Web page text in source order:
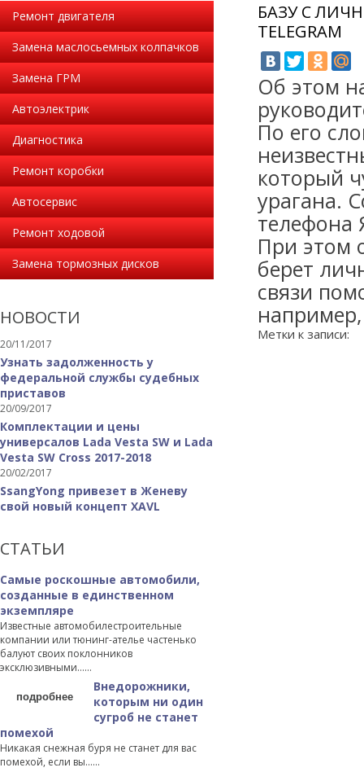
Ремонт двигателя
Замена маслосьемных колпачков
Замена ГРМ
Автоэлектрик
Диагностика
Ремонт коробки
Автосервис
Ремонт ходовой
Замена тормозных дисков
НОВОСТИ
20/11/2017
Узнать задолженность у
федеральной службы судебных
приставов
20/09/2017
Комплектации и цены
универсалов Lada Vesta SW и Lada
Vesta SW Cross 2017-2018
20/02/2017
SsangYong привезет в Женеву
свой новый концепт XAVL
СТАТЬИ
Самые роскошные автомобили,
созданные в единственном
экземпляре
Известные автомобилестроительные
компании или тюнинг-ателье частенько
балуют своих поклонников
эксклюзивными…...
подробнее
Внедорожники,
которым ни один
сугроб не станет
помехой
Никакая снежная буря не станет для вас
помехой, если вы…...
БАЗУ С
TELEGRAM
Об этом
По его
который
урагана.
телефона
При этом
берет
связи
Метки к записи: